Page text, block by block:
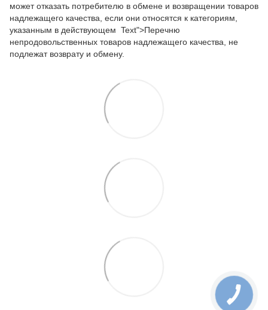
может отказать потребителю в обмене и возвращении товаров
надлежащего качества, если они относятся к категориям,
указанным в действующем Text">Перечню
непродовольственных товаров надлежащего качества, не
подлежат возврату и обмену.